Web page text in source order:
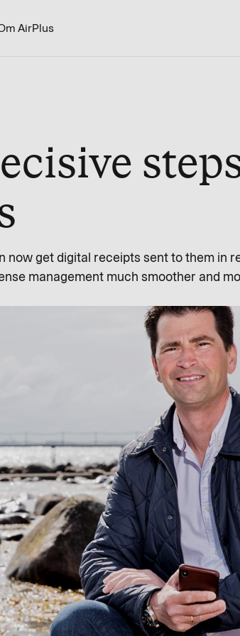
AirPlus
now get digital receipts sent to them in
management much smoother and